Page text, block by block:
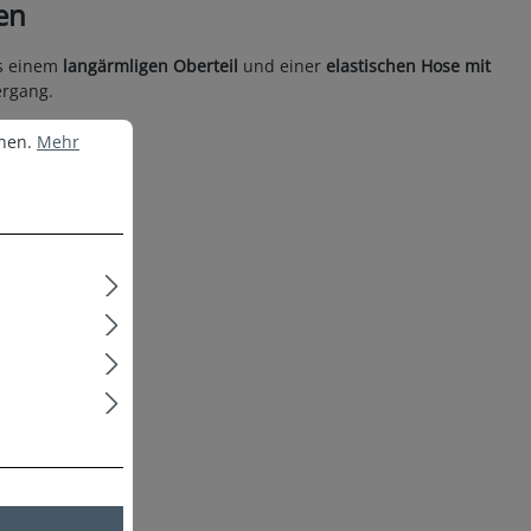
einem langärmligen Oberteil und einer elastischen Hose mit
Mehr Informationen ...
Mehr